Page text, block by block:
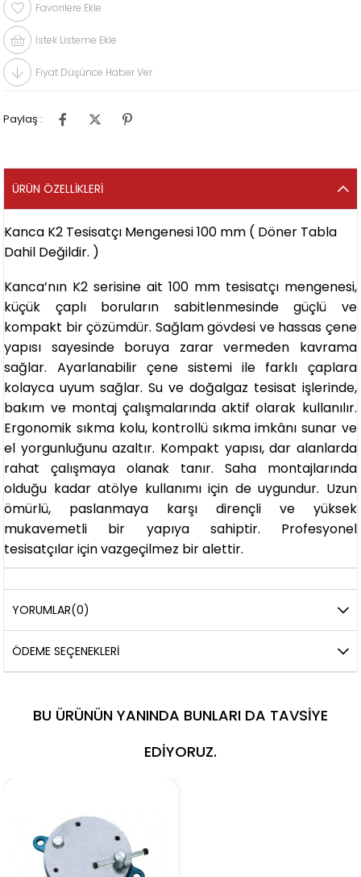
Favorilere Ekle
İstek Listeme Ekle
Fiyat Düşünce Haber Ver
Paylaş :
ÜRÜN ÖZELLIKLERI
Kanca K2 Tesisatçı Mengenesi 100 mm ( Döner Tabla
Dahil Değildir. )
Kanca’nın K2 serisine ait 100 mm tesisatçı mengenesi,
küçük çaplı boruların sabitlenmesinde güçlü ve
kompakt bir çözümdür. Sağlam gövdesi ve hassas çene
yapısı sayesinde boruya zarar vermeden kavrama
sağlar. Ayarlanabilir çene sistemi ile farklı çaplara
kolayca uyum sağlar. Su ve doğalgaz tesisat işlerinde,
bakım ve montaj çalışmalarında aktif olarak kullanılır.
Ergonomik sıkma kolu, kontrollü sıkma imkânı sunar ve
el yorgunluğunu azaltır. Kompakt yapısı, dar alanlarda
rahat çalışmaya olanak tanır. Saha montajlarında
olduğu kadar atölye kullanımı için de uygundur. Uzun
ömürlü, paslanmaya karşı dirençli ve yüksek
mukavemetli bir yapıya sahiptir. Profesyonel
tesisatçılar için vazgeçilmez bir alettir.
YORUMLAR(0)
ÖDEME SEÇENEKLERI
BU ÜRÜNÜN YANINDA BUNLARI DA TAVSIYE
EDIYORUZ.